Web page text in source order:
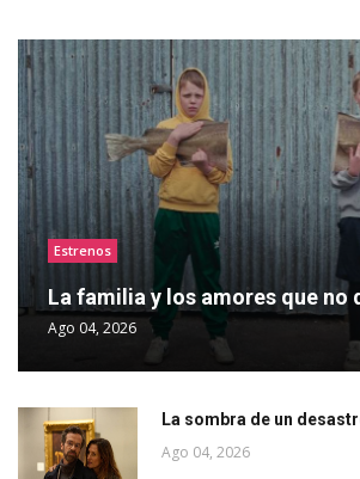
Estrenos
La familia y los amores que no
Ago 04, 2026
La sombra de un
Ago 04, 2026